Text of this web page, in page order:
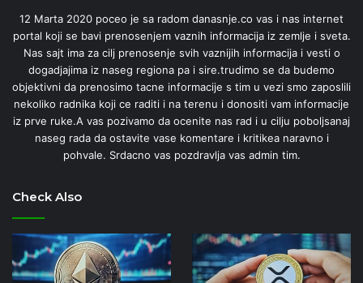
12 Marta 2020 poceo je sa radom danasnje.co vas i nas internet
portal koji se bavi prenosenjem vaznih informacija iz zemlje i sveta.
Nas sajt ima za cilj prenosenje svih vaznijih informacija i vesti o
dogadjajima iz naseg regiona pa i sire.trudimo se da budemo
objektivni da prenosimo tacne informacije s tim u vezi smo zaposlili
nekoliko radnika koji ce raditi i na terenu i donositi vam informacije
iz prve ruke.A vas pozivamo da ocenite nas rad i u cilju poboljsanaj
naseg rada da ostavite vase komentare i kritikea naravno i
pohvale. Srdacno vas pozdravlja vas admin tim.
Check Also